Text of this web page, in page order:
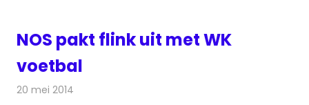
NOS pakt flink uit met WK
voetbal
20 mei 2014